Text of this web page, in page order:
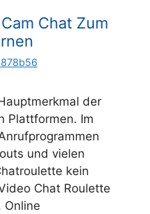
Chat Zum
der
Plattformen. Im
und vielen
kein
Chat Roulette
Online